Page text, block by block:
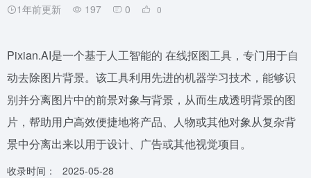
1年前更新 197 0 0
Pixian.AI是一个基于人工智能的 在线抠图工具，专门用于自
动去除图片背景。该工具利用先进的机器学习技术，能够识
别并分离图片中的前景对象与背景，从而生成透明背景的图
片，帮助用户高效便捷地将产品、人物或其他对象从复杂背
景中分离出来以用于设计、广告或其他视觉项目。
收录时间： 2025-05-28